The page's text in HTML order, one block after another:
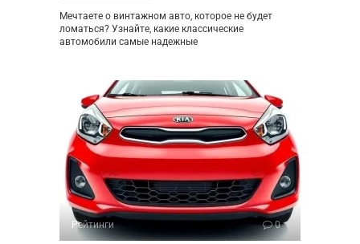
Мечтаете о винтажном авто, которое не будет
ломаться? Узнайте, какие классические
автомобили самые надежные
Рейтинги 0